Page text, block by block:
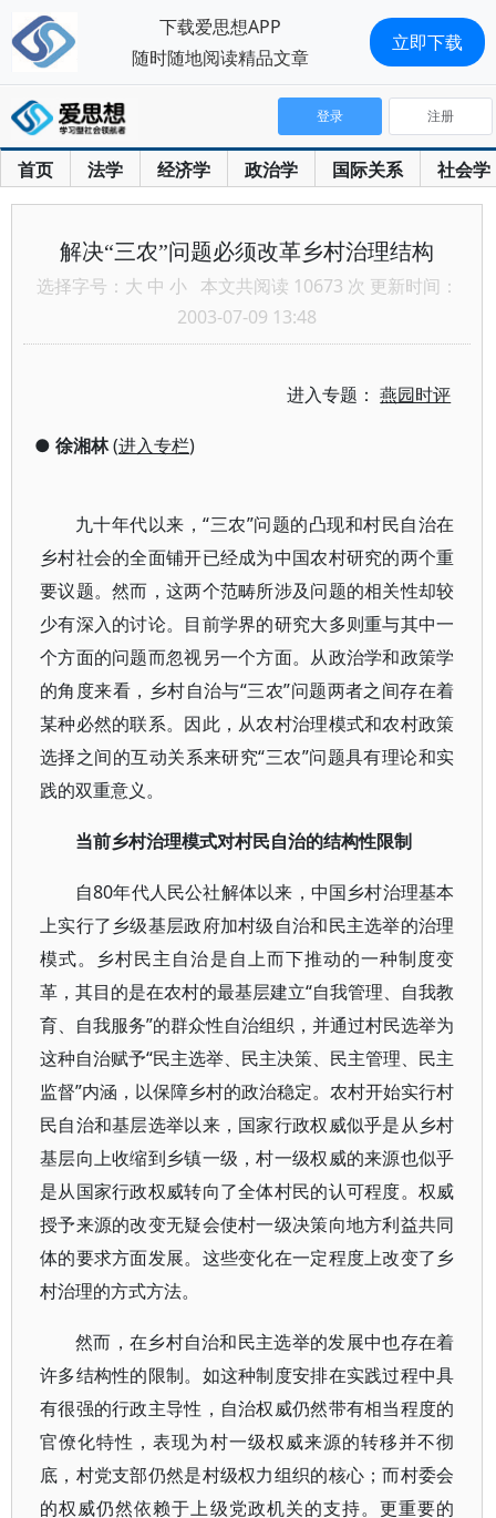
首页 法学 经济学 政治学 国际关系 社会学
登录 注册
解决“三农”问题必须改革乡村治理结构
选择字号： 大 中 小 本文共阅读 10673 次 更新时间：
2003-07-09 13:48
进入专题：燕园时评
● 徐湘林(进入专栏)
九十年代以来，“三农”问题的凸现和村民自治在
乡村社会的全面铺开已经成为中国农村研究的两个重
要议题。然而，这两个范畴所涉及问题的相关性却较
少有深入的讨论。目前学界的研究大多则重与其中一
个方面的问题而忽视另一个方面。从政治学和政策学
的角度来看，乡村自治与“三农”问题两者之间存在着
某种必然的联系。因此，从农村治理模式和农村政策
选择之间的互动关系来研究“三农”问题具有理论和实
践的双重意义。
当前乡村治理模式对村民自治的结构性限制
自80年代人民公社解体以来，中国乡村治理基本
上实行了乡级基层政府加村级自治和民主选举的治理
模式。乡村民主自治是自上而下推动的一种制度变
革，其目的是在农村的最基层建立“自我管理、自我教
育、自我服务”的群众性自治组织，并通过村民选举为
这种自治赋予“民主选举、民主决策、民主管理、民主
监督”内涵，以保障乡村的政治稳定。农村开始实行村
民自治和基层选举以来，国家行政权威似乎是从乡村
基层向上收缩到乡镇一级，村一级权威的来源也似乎
是从国家行政权威转向了全体村民的认可程度。权威
授予来源的改变无疑会使村一级决策向地方利益共同
体的要求方面发展。这些变化在一定程度上改变了乡
村治理的方式方法。
然而，在乡村自治和民主选举的发展中也存在着
许多结构性的限制。如这种制度安排在实践过程中具
有很强的行政主导性，自治权威仍然带有相当程度的
官僚化特性，表现为村一级权威来源的转移并不彻
底，村党支部仍然是村级权力组织的核心；而村委会
的权威仍然依赖于上级党政机关的支持。更重要的
下载爱思想APP
随时随地阅读精品文章
立即下载